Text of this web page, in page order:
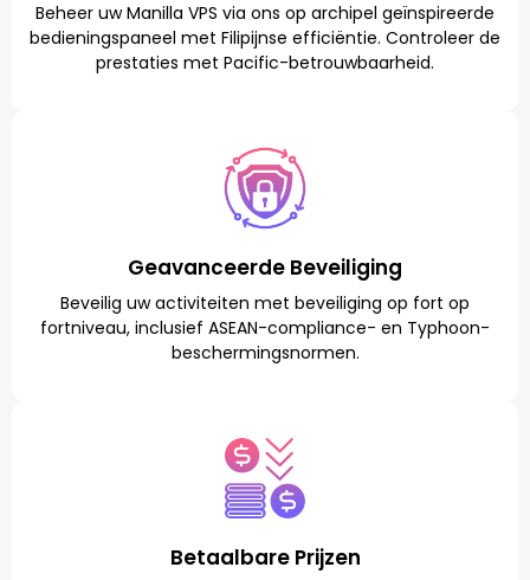
Beheer uw Manilla VPS via ons op archipel geïnspireerde
bedieningspaneel met Filipijnse efficiëntie. Controleer de
prestaties met Pacific-betrouwbaarheid.
Geavanceerde Beveiliging
Beveilig uw activiteiten met beveiliging op fort op
fortniveau, inclusief ASEAN-compliance- en Typhoon-
beschermingsnormen.
Betaalbare Prijzen